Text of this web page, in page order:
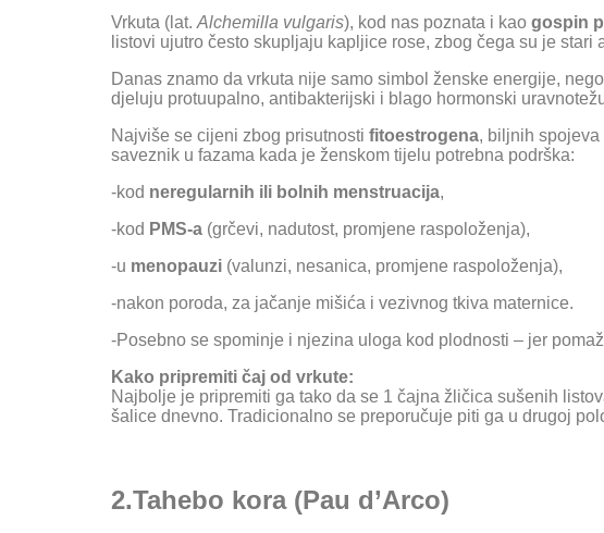
Vrkuta (lat.Alchemilla vulgaris), kod nas poznata i kao gospin
listovi ujutro često skupljaju kapljice rose, zbog čega su je
Danas znamo da vrkuta nije samo simbol ženske energije,
djeluju protuupalno, antibakterijski i blago hormonski
Najviše se cijeni zbog prisutnosti fitoestrogena, biljnih
saveznik u fazama kada je ženskom tijelu potrebna podrška:
-kod neregularnih ili bolnih menstruacija,
-kod PMS-a (grčevi, nadutost, promjene raspoloženja),
-u menopauzi (valunzi, nesanica, promjene raspoloženja),
-nakon poroda, za jačanje mišića i vezivnog tkiva maternice.
-Posebno se spominje i njezina uloga kod plodnosti – jer
Kako pripremiti čaj od vrkute:
Najbolje je pripremiti ga tako da se 1 čajna žličica sušenih
šalice dnevno. Tradicionalno se preporučuje piti ga u drugoj
2.Tahebo kora (Pau d’Arco)